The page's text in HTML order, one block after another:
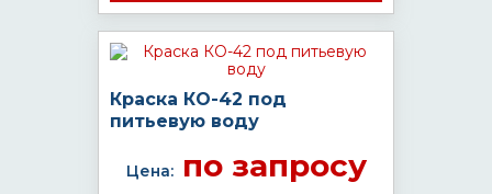
Краска КО-42 под
питьевую воду
Цена:по запросу